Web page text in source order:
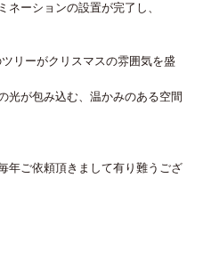
ネーションの設置が完了し、
リーがクリスマスの雰囲気を盛
光が包み込む、温かみのある空間
年ご依頼頂きまして有り難うござ